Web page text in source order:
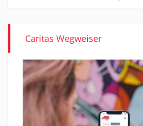
Caritas Wegweiser